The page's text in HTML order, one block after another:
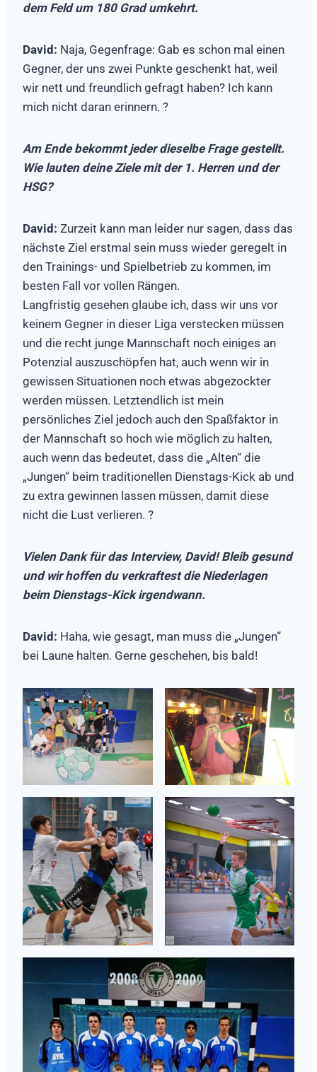
dem Feld um 180 Grad umkehrt.
David: Naja, Gegenfrage: Gab es schon mal einen
Gegner, der uns zwei Punkte geschenkt hat, weil
wir nett und freundlich gefragt haben? Ich kann
mich nicht daran erinnern. ?
Am Ende bekommt jeder dieselbe Frage gestellt.
Wie lauten deine Ziele mit der 1. Herren und der
HSG?
David: Zurzeit kann man leider nur sagen, dass das
nächste Ziel erstmal sein muss wieder geregelt in
den Trainings- und Spielbetrieb zu kommen, im
besten Fall vor vollen Rängen.
Langfristig gesehen glaube ich, dass wir uns vor
keinem Gegner in dieser Liga verstecken müssen
und die recht junge Mannschaft noch einiges an
Potenzial auszuschöpfen hat, auch wenn wir in
gewissen Situationen noch etwas abgezockter
werden müssen. Letztendlich ist mein
persönliches Ziel jedoch auch den Spaßfaktor in
der Mannschaft so hoch wie möglich zu halten,
auch wenn das bedeutet, dass die „Alten“ die
„Jungen“ beim traditionellen Dienstags-Kick ab und
zu extra gewinnen lassen müssen, damit diese
nicht die Lust verlieren. ?
Vielen Dank für das Interview, David! Bleib gesund
und wir hoffen du verkraftest die Niederlagen
beim Dienstags-Kick irgendwann.
David: Haha, wie gesagt, man muss die „Jungen“
bei Laune halten. Gerne geschehen, bis bald!